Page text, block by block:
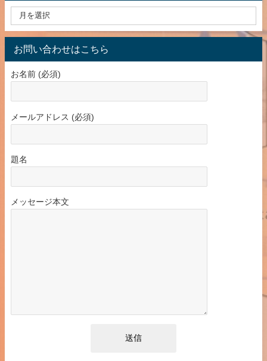
お問い合わせはこちら
お名前 (必須)
メールアドレス (必須)
題名
メッセージ本文